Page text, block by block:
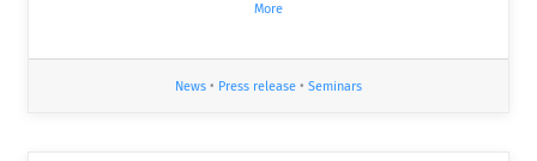
More
News • Press release • Seminars